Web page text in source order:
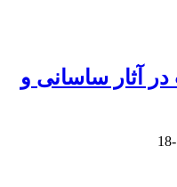
آثار ساسانی و